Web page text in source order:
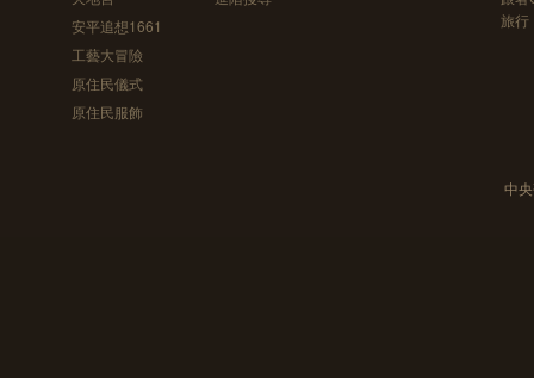
安平追想1661
工藝大冒險
原住民儀式
原住民服飾
旅行
中